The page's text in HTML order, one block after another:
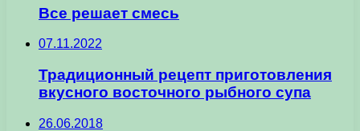
Все решает смесь
07.11.2022
Традиционный рецепт приготовления
вкусного восточного рыбного супа
26.06.2018